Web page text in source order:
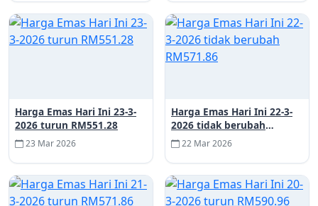
Harga Emas Hari Ini 23-3-
2026 turun RM551.28
23 Mar 2026
Harga Emas Hari Ini 22-3-
2026 tidak berubah
RM571.86
22 Mar 2026